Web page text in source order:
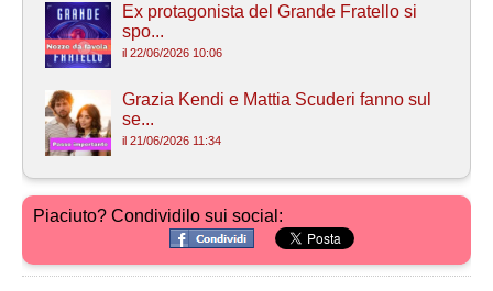
Ex protagonista del Grande Fratello si
spo...
il 22/06/2026 10:06
Grazia Kendi e Mattia Scuderi fanno sul
se...
il 21/06/2026 11:34
Piaciuto? Condividilo sui social: